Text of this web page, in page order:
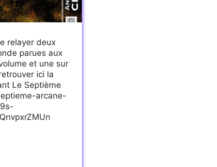
relayer deux
parues aux
et une sur
ici la
Le Septième
arcane-